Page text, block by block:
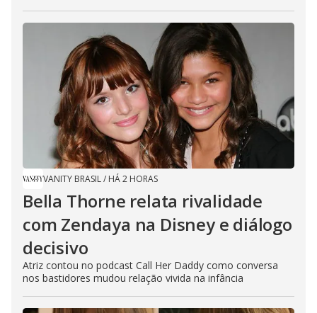
VANITY BRASIL/ HÁ 2 HORAS
Bella Thorne relata rivalidade
com Zendaya na Disney e diálogo
decisivo
Atriz contou no podcast Call Her Daddy como conversa
nos bastidores mudou relação vivida na infância